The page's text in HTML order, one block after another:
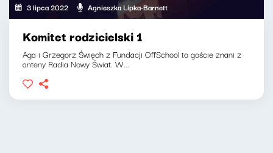
3 lipca 2022 Agnieszka Lipka-Barnett
Komitet rodzicielski 1
Aga i Grzegorz Święch z Fundacji OffSchool to goście znani z
anteny Radia Nowy Świat. W...